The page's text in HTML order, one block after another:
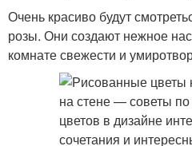
Очень красиво будут
розы. Они создают нежное
комнате свежести и